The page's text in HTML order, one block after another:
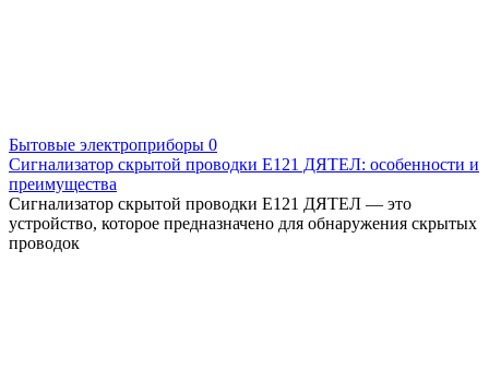
Бытовые электроприборы 0
Сигнализатор скрытой проводки Е121 ДЯТЕЛ: особенности и
преимущества
Сигнализатор скрытой проводки Е121 ДЯТЕЛ — это
устройство, которое предназначено для обнаружения скрытых
проводок